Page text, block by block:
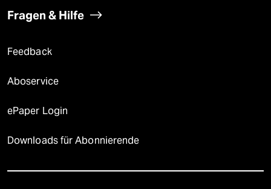
Fragen & Hilfe
Feedback
Aboservice
ePaper Login
Downloads für Abonnierende